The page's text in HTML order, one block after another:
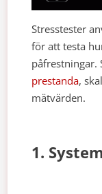
Stresstester
för att testa
påfrestningar.
prestanda,
mätvärden.
1.